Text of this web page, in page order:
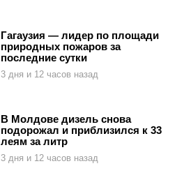
Гагаузия — лидер по площади
природных пожаров за
последние сутки
3 дня и 12 часов назад
В Молдове дизель снова
подорожал и приблизился к 33
леям за литр
3 дня и 12 часов назад